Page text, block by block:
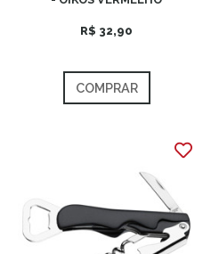
R$ 32,90
COMPRAR